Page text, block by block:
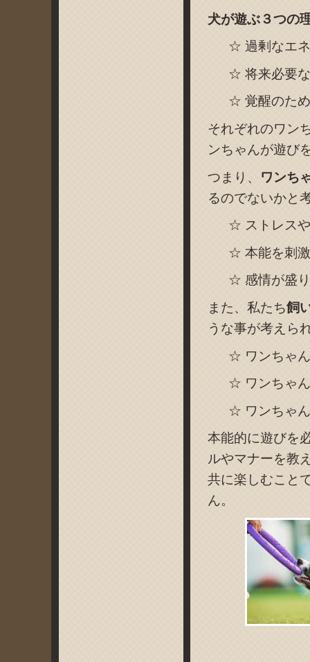
犬が遊ぶ３つの
☆ 過剰なエ
☆ 将来必要
☆ 覚醒のた
それぞれのワン
ンちゃんが遊び
つまり、 ワンち
るのでないかと
☆ ストレス
☆ 本能を刺
☆ 感情が盛
また、私たち飼
うな事が考えら
☆ ワンちゃ
☆ ワンちゃ
☆ ワンちゃ
本能的に遊びを
ルやマナーを教
共に楽しむこと
ん。